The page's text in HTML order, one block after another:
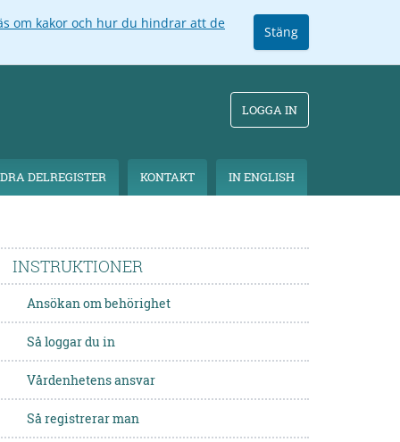
om kakor och hur du hindrar att de
Stäng
LOGGA IN
DELREGISTER KONTAKT IN ENGLISH
INSTRUKTIONER
Ansökan om behörighet
Så loggar du in
Vårdenhetens ansvar
Så registrerar man